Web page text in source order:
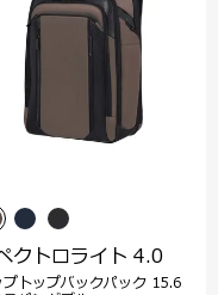
クトロライト 4.0
プトップバックパック 15.6